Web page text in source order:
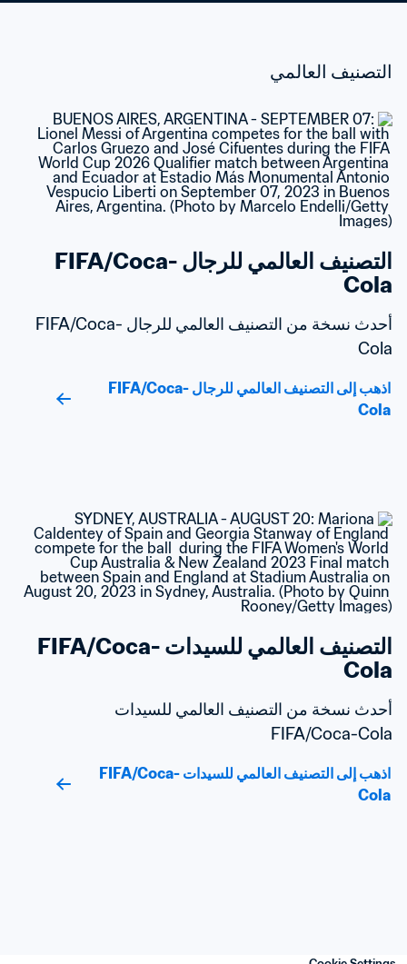
التصنيف العالمي
التصنيف العالمي للرجال FIFA/Coca-
Cola
أحدث نسخة من التصنيف العالمي للرجال FIFA/Coca-
Cola
اذهب إلى التصنيف العالمي للرجال FIFA/Coca-
Cola
التصنيف العالمي للسيدات FIFA/Coca-
Cola
FIFA/Coca-Cola
اذهب إلى التصنيف العالمي للسيدات FIFA/Coca-
Cola